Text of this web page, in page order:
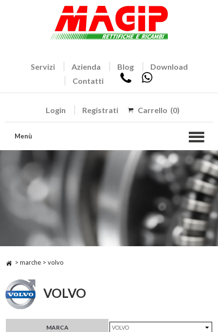
Servizi Azienda Blog
Download
Contatti
Login Registrati Carrello (0)
Menù
> marche > volvo
VOLVO
MARCA